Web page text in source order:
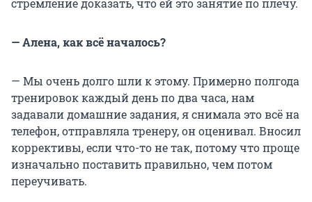
стремление доказать, что ей это занятие по плечу.
— Алена, как всё началось?
— Мы очень долго шли к этому. Примерно полгода
тренировок каждый день по два часа, нам
задавали домашние задания, я снимала это всё на
телефон, отправляла тренеру, он оценивал. Вносил
коррективы, если что-то не так, потому что проще
изначально поставить правильно, чем потом
переучивать.